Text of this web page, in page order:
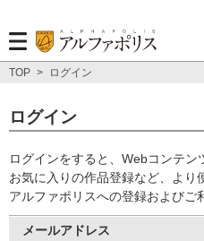
TOP > ログイン
ログイン
ログインをすると、Webコンテン
お気に入りの作品登録など、より
アルファポリスへの登録およびご
メールアドレス